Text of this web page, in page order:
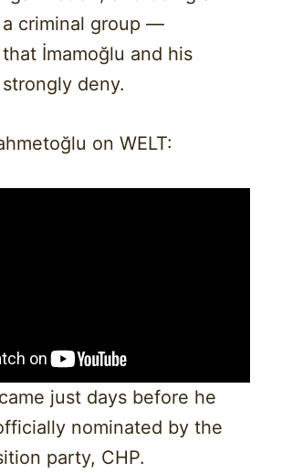
criminal group —
İmamoğlu and his
deny.
on WELT:
just days before he
nominated by the
party, CHP.